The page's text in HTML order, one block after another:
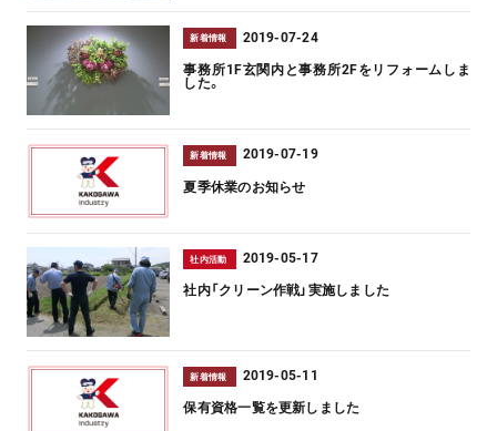
新着情報 2019-07-24
事務所1F玄関内と事務所2Fをリフォームしま
した。
新着情報 2019-07-19
夏季休業のお知らせ
社内活動 2019-05-17
社内「クリーン作戦」実施しました
新着情報 2019-05-11
保有資格一覧を更新しました